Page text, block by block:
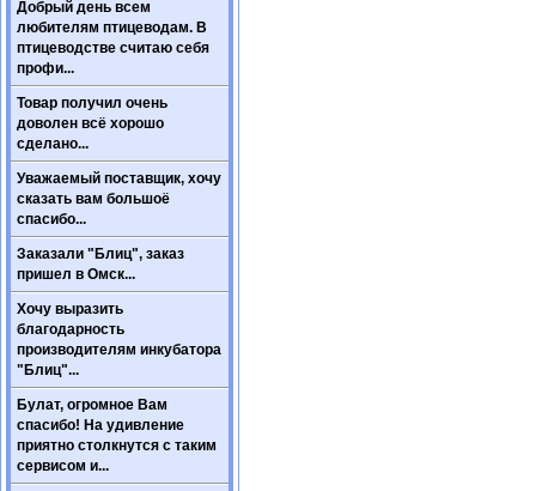
Добрый день всем
любителям птицеводам. В
птицеводстве считаю себя
профи...
Товар получил очень
доволен всё хорошо
сделано...
Уважаемый поставщик, хочу
сказать вам большоё
спасибо...
Заказали "Блиц", заказ
пришел в Омск...
Хочу выразить
благодарность
производителям инкубатора
"Блиц"...
Булат, огромное Вам
спасибо! На удивление
приятно столкнутся с таким
сервисом и...